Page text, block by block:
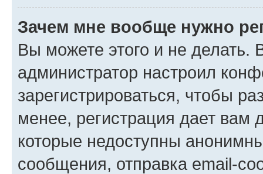
Зачем мне вообще нужно
Вы можете этого и не делать.
администратор настроил
зарегистрироваться, чтобы
менее, регистрация дает вам
которые недоступны
сообщения, отправка email-